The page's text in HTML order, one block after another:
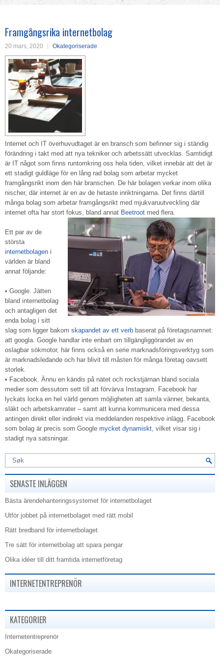
Framgångsrika internetbolag
20 mars, 2020 Okategoriserade
Internet och IT överhuvudtaget är en bransch som befinner sig i ständig
förändring i takt med att nya tekniker och arbetssätt utvecklas. Samtidigt
är IT något som finns runtomkring oss hela tiden, vilket innebär att det är
ett stadigt guldläge för en lång rad bolag som arbetar mycket
framgångsrikt inom den här branschen. De här bolagen verkar inom olika
nischer, där internet är en av de hetaste inriktningarna. Det finns därtill
många bolag som arbetar framgångsrikt med mjukvaruutveckling där
internet ofta har stort fokus, bland annat Beetroot med flera.
Ett par av de
största
internetbolagen i
världen är bland
annat följande:
• Google. Jätten
bland internetbolag
och antagligen det
enda bolag i sitt
slag som ligger bakom skapandet av ett verb baserat på företagsnamnet:
att googla. Google handlar inte enbart om tillgängliggörandet av en
oslagbar sökmotor, här finns också en serie marknadsföringsverktyg som
är marknadsledande och har blivit till måsten för många företag oavsett
storlek.
• Facebook. Ännu en kändis på nätet och rockstjärnan bland sociala
medier som dessutom sett till att förvärva Instagram. Facebook har
lyckats locka en hel värld genom möjligheten att samla vänner, bekanta,
släkt och arbetskamrater – samt att kunna kommunicera med dessa
antingen direkt eller indirekt via meddelanden respektive inlägg. Facebook
som bolag är precis som Google mycket dynamiskt, vilket visar sig i
stadigt nya satsningar.
SENASTE INLÄGGEN
Bästa ärendehanteringssystemet för internetbolaget
Utför jobbet på internetbolaget med rätt mobil
Rätt bredband för internetbolaget
Tre sätt för internetbolag att spara pengar
Olika idéer till ditt framtida internetföretag
INTERNETENTREPRENÖR
KATEGORIER
Internetentreprenör
Okategoriserade